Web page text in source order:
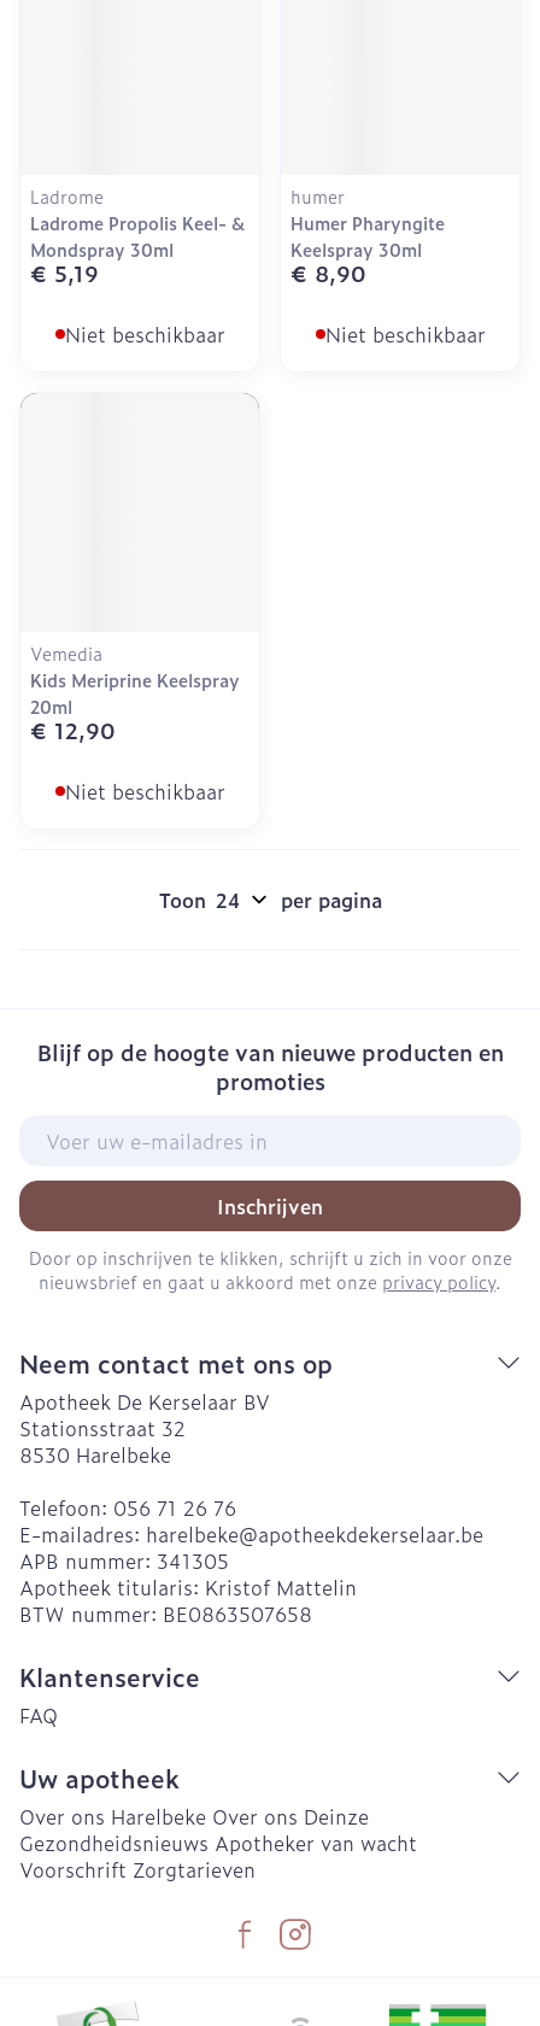
Ladrome
Ladrome Propolis Keel- &
Mondspray 30ml
€ 5,19
Niet beschikbaar
humer
Humer Pharyngite
Keelspray 30ml
€ 8,90
Niet beschikbaar
Vemedia
Kids Meriprine Keelspray
20ml
€ 12,90
Niet beschikbaar
Toon per pagina
Blijf op de hoogte van nieuwe producten en
promoties
Inschrijven
Door op inschrijven te klikken, schrijft u zich in voor onze
nieuwsbrief en gaat u akkoord met onze privacy policy.
Neem contact met ons op
Apotheek De Kerselaar BV
Stationsstraat 32
8530 Harelbeke
Telefoon: 056 71 26 76
E-mailadres: harelbeke@apotheekdekerselaar.be
APB nummer: 341305
Apotheek titularis: Kristof Mattelin
BTW nummer: BE0863507658
Klantenservice
FAQ
Uw apotheek
Over ons Harelbeke Over ons Deinze
Gezondheidsnieuws Apotheker van wacht
Voorschrift Zorgtarieven